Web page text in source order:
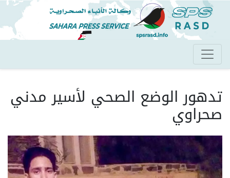
تجاوز
إلى
المحتوى
الرئيسي
تدهور الوضع الصحي لأسير مدني
صحراوي